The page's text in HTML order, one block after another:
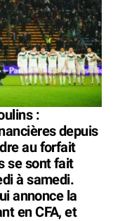
:
depuis
au forfait
se sont fait
à samedi.
annonce la
en CFA, et